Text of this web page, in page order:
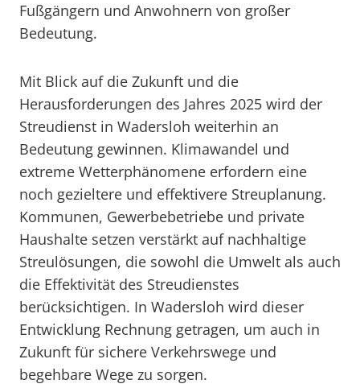
Fußgängern und Anwohnern von großer
Bedeutung.
Mit Blick auf die Zukunft und die
Herausforderungen des Jahres 2025 wird der
Streudienst in Wadersloh weiterhin an
Bedeutung gewinnen. Klimawandel und
extreme Wetterphänomene erfordern eine
noch gezieltere und effektivere Streuplanung.
Kommunen, Gewerbebetriebe und private
Haushalte setzen verstärkt auf nachhaltige
Streulösungen, die sowohl die Umwelt als auch
die Effektivität des Streudienstes
berücksichtigen. In Wadersloh wird dieser
Entwicklung Rechnung getragen, um auch in
Zukunft für sichere Verkehrswege und
begehbare Wege zu sorgen.